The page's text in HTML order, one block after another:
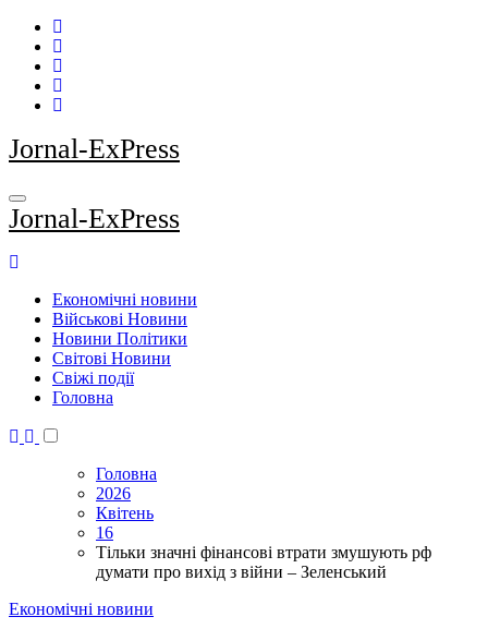
Jornal-ExPress
Jornal-ExPress
Економічні новини
Військові Новини
Новини Політики
Світові Новини
Свіжі події
Головна
Головна
2026
Квітень
16
Тільки значні фінансові втрати змушують рф
думати про вихід з війни – Зеленський
Економічні новини